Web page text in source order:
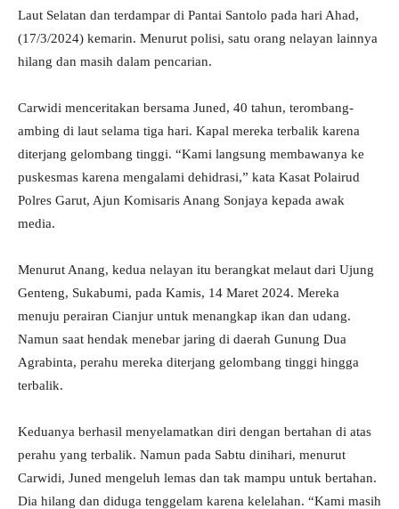
Laut Selatan dan terdampar di Pantai Santolo pada hari Ahad,
(17/3/2024) kemarin. Menurut polisi, satu orang nelayan lainnya
hilang dan masih dalam pencarian.
Carwidi menceritakan bersama Juned, 40 tahun, terombang-
ambing di laut selama tiga hari. Kapal mereka terbalik karena
diterjang gelombang tinggi. “Kami langsung membawanya ke
puskesmas karena mengalami dehidrasi,” kata Kasat Polairud
Polres Garut, Ajun Komisaris Anang Sonjaya kepada awak
media.
Menurut Anang, kedua nelayan itu berangkat melaut dari Ujung
Genteng, Sukabumi, pada Kamis, 14 Maret 2024. Mereka
menuju perairan Cianjur untuk menangkap ikan dan udang.
Namun saat hendak menebar jaring di daerah Gunung Dua
Agrabinta, perahu mereka diterjang gelombang tinggi hingga
terbalik.
Keduanya berhasil menyelamatkan diri dengan bertahan di atas
perahu yang terbalik. Namun pada Sabtu dinihari, menurut
Carwidi, Juned mengeluh lemas dan tak mampu untuk bertahan.
Dia hilang dan diduga tenggelam karena kelelahan. “Kami masih